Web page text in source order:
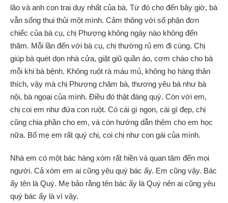
lão và anh con trai duy nhất của bà. Từ đó cho đến bây giờ, bà
vẫn sống thui thủi một mình. Cảm thông với số phận đơn
chiếc của bà cụ, chị Phượng không ngày nào không đến
thăm. Mỗi lần đến với bà cụ, chị thường rủ em đi cùng. Chị
giúp bà quét dọn nhà cửa, giặt giũ quần áo, cơm cháo cho bà
mỗi khi bà bệnh. Không ruột rà máu mủ, không họ hàng thân
thích, vậy mà chị Phượng chăm bà, thương yêu bà như bà
nội, bà ngoại của mình. Điều đó thật đáng quý. Còn với em,
chị coi em như đứa con ruột. Có cái gì ngon, cái gì đẹp, chị
cũng chia phần cho em, và còn hướng dẫn thêm cho em học
nữa. Bố mẹ em rất quý chị, coi chị như con gái của mình.
Nhà em có một bác hàng xóm rất hiền và quan tâm đến mọi
người. Cả xóm em ai cũng yêu quý bác ấy. Em cũng vậy. Bác
ấy tên là Quý. Mẹ bảo rằng tên bác ấy là Quý nên ai cũng yêu
quý bác ấy là vì vậy.